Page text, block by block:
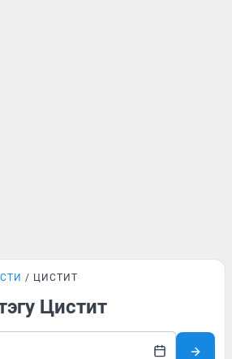
ЦИСТИТ
Цистит